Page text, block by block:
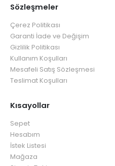
Sözleşmeler
Çerez Politikası
Garanti İade ve Değişim
Gizlilik Politikası
Kullanım Koşulları
Mesafeli Satış Sözleşmesi
Teslimat Koşulları
Kısayollar
Sepet
Hesabım
İstek Listesi
Mağaza